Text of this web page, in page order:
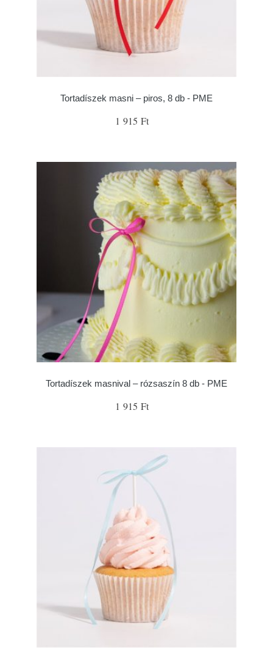
Tortadíszek masni – piros, 8 db - PME
1 915 Ft
Tortadíszek masnival – rózsaszín 8 db - PME
1 915 Ft